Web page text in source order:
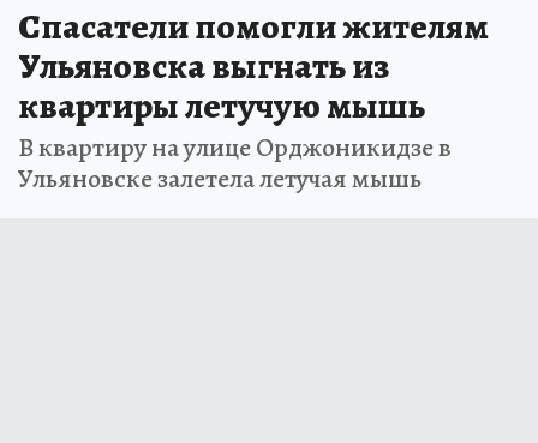
Спасатели помогли жителям
Ульяновска выгнать из
квартиры летучую мышь
В квартиру на улице Орджоникидзе в
Ульяновске залетела летучая мышь